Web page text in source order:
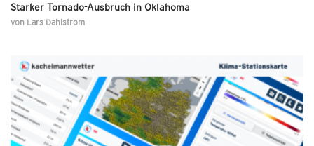
Starker Tornado-Ausbruch in Oklahoma
von Lars Dahlstrom